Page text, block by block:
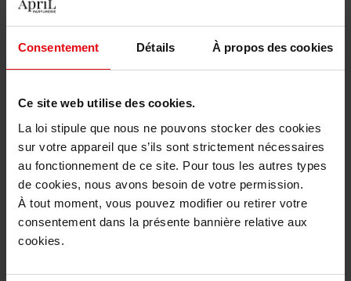
Consentement Détails À propos des cookies
Ce site web utilise des cookies.
La loi stipule que nous ne pouvons stocker des cookies
sur votre appareil que s’ils sont strictement nécessaires
au fonctionnement de ce site. Pour tous les autres types
de cookies, nous avons besoin de votre permission.
À tout moment, vous pouvez modifier ou retirer votre
consentement dans la présente bannière relative aux
cookies.
Retour gratuit dans votre magasin
Emballage cadeau offert
Description
Conseil d'utilisation